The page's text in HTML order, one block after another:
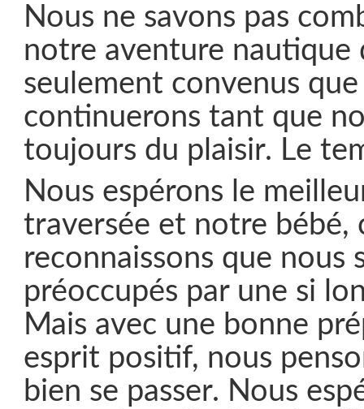
Nous ne savons pas
notre aventure nautique
seulement convenus
continuerons tant que
toujours du plaisir. Le
Nous espérons le
traversée et notre bébé,
reconnaissons que nous
préoccupés par une si
Mais avec une bonne
esprit positif, nous
bien se passer. Nous